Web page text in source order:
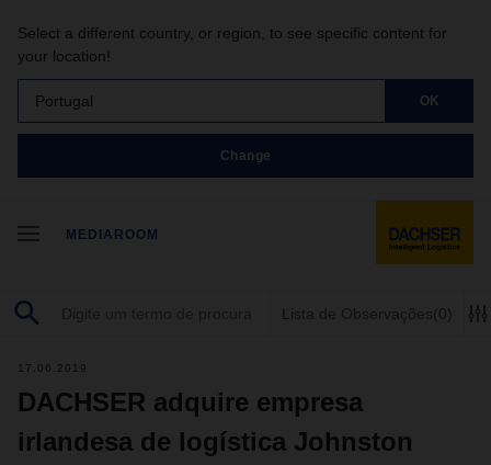
Select a different country, or region, to see specific content for
your location!
Portugal OK
Change
MEDIAROOM
Lista de Observações (0)
17.06.2019
DACHSER adquire empresa
irlandesa de logística Johnston